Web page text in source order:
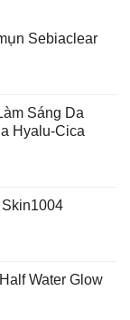
Sebiaclear
Sáng Da
Hyalu-Cica
Water Glow